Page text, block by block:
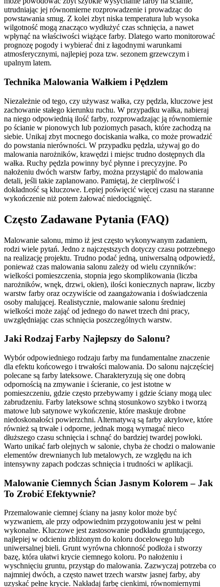
utrudniając jej równomierne rozprowadzenie i prowadząc do
powstawania smug. Z kolei zbyt niska temperatura lub wysoka
wilgotność mogą znacząco wydłużyć czas schnięcia, a nawet
wpłynąć na właściwości wiążące farby. Dlatego warto monitorować
prognozę pogody i wybierać dni z łagodnymi warunkami
atmosferycznymi, najlepiej poza tzw. sezonem grzewczym i
upalnym latem.
Technika Malowania Wałkiem i Pędzlem
Niezależnie od tego, czy używasz wałka, czy pędzla, kluczowe jest
zachowanie stałego kierunku ruchu. W przypadku wałka, nabieraj
na niego odpowiednią ilość farby, rozprowadzając ją równomiernie
po ścianie w pionowych lub poziomych pasach, które zachodzą na
siebie. Unikaj zbyt mocnego dociskania wałka, co może prowadzić
do powstania nierówności. W przypadku pędzla, używaj go do
malowania narożników, krawędzi i miejsc trudno dostępnych dla
wałka. Ruchy pędzla powinny być płynne i precyzyjne. Po
nałożeniu dwóch warstw farby, można przystąpić do malowania
detali, jeśli takie zaplanowano. Pamiętaj, że cierpliwość i
dokładność są kluczowe. Lepiej poświęcić więcej czasu na staranne
wykończenie niż potem żałować niedociągnięć.
Często Zadawane Pytania (FAQ)
Malowanie salonu, mimo iż jest często wykonywanym zadaniem,
rodzi wiele pytań. Jedno z najczęstszych dotyczy czasu potrzebnego
na realizację projektu. Trudno podać jedną, uniwersalną odpowiedź,
ponieważ czas malowania salonu zależy od wielu czynników:
wielkości pomieszczenia, stopnia jego skomplikowania (liczba
narożników, wnęk, drzwi, okien), ilości koniecznych napraw, liczby
warstw farby oraz oczywiście od zaangażowania i doświadczenia
osoby malującej. Realistycznie, malowanie salonu średniej
wielkości może zająć od jednego do nawet trzech dni pracy,
uwzględniając czas schnięcia poszczególnych warstw.
Jaki Rodzaj Farby Najlepszy do Salonu?
Wybór odpowiedniego rodzaju farby ma fundamentalne znaczenie
dla efektu końcowego i trwałości malowania. Do salonu najczęściej
polecane są farby lateksowe. Charakteryzują się one dobrą
odpornością na zmywanie i ścieranie, co jest istotne w
pomieszczeniu, gdzie często przebywamy i gdzie ściany mogą ulec
zabrudzeniu. Farby lateksowe schną stosunkowo szybko i tworzą
matowe lub satynowe wykończenie, które maskuje drobne
niedoskonałości powierzchni. Alternatywą są farby akrylowe, które
również są trwałe i odporne, jednak mogą wymagać nieco
dłuższego czasu schnięcia i schnąć do bardziej twardej powłoki.
Warto unikać farb olejnych w salonie, chyba że chodzi o malowanie
elementów drewnianych lub metalowych, ze względu na ich
intensywny zapach podczas schnięcia i trudności w aplikacji.
Malowanie Ciemnych Ścian Jasnym Kolorem – Jak
To Zrobić Efektywnie?
Przemalowanie ciemnej ściany na jasny kolor może być
wyzwaniem, ale przy odpowiednim przygotowaniu jest w pełni
wykonalne. Kluczowe jest zastosowanie podkładu gruntującego,
najlepiej w odcieniu zbliżonym do koloru docelowego lub
uniwersalnej bieli. Grunt wyrówna chłonność podłoża i stworzy
bazę, która ułatwi krycie ciemnego koloru. Po nałożeniu i
wyschnięciu gruntu, przystąp do malowania. Zazwyczaj potrzeba co
najmniej dwóch, a często nawet trzech warstw jasnej farby, aby
uzyskać pełne krycie. Nakładaj farbę cienkimi, równomiernymi